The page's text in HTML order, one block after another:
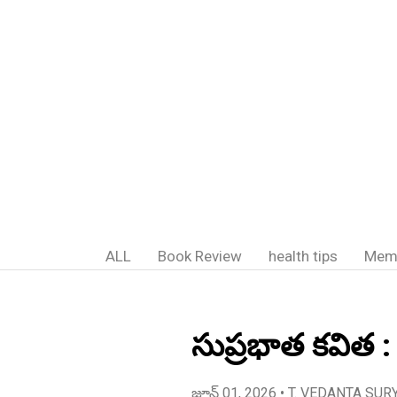
ALL Book Review health tips
సుప్రభాత కవిత :
జూన్ 01, 2026 • T. VEDANTA